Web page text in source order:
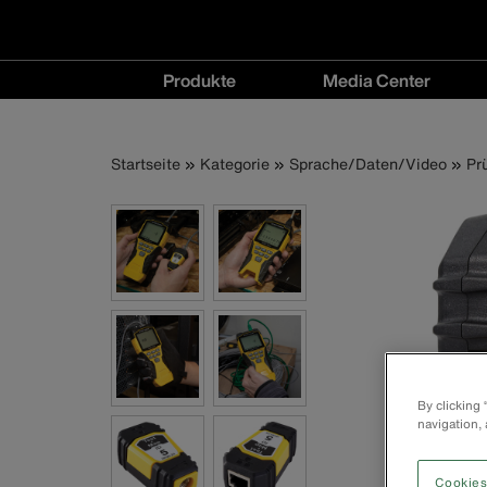
Hauptnavigation
Produkte Media Center
menu
Startseite Kategorie Sprache/Daten/Video
By clicking
navigation,